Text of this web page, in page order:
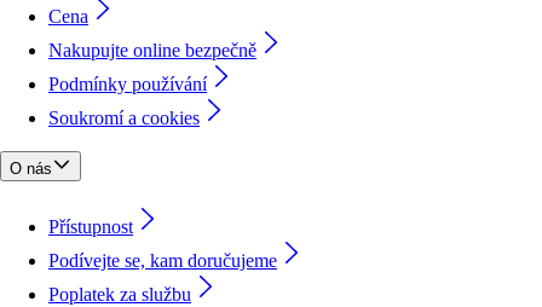
Cena
Nakupujte online bezpečně
Podmínky používání
Soukromí a cookies
O nás
Přístupnost
Podívejte se, kam doručujeme
Poplatek za službu